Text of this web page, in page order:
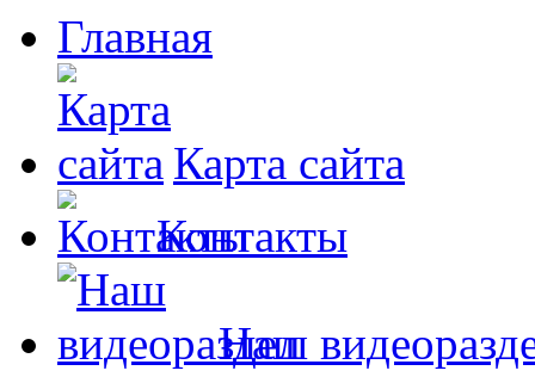
Главная
Карта сайта
Контакты
Наш